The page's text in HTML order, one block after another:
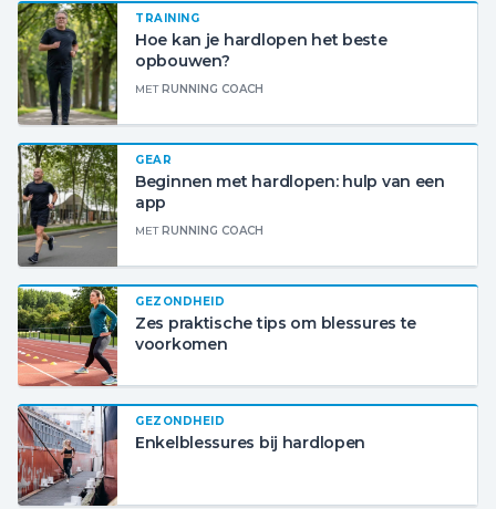
TRAINING
Hoe kan je hardlopen het beste
opbouwen?
METRUNNING COACH
GEAR
Beginnen met hardlopen: hulp van een
app
METRUNNING COACH
GEZONDHEID
Zes praktische tips om blessures te
voorkomen
GEZONDHEID
Enkelblessures bij hardlopen